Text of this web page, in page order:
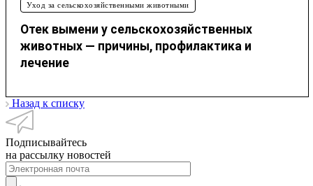
Уход за сельскохозяйственными животными
Отек вымени у сельскохозяйственных
животных — причины, профилактика и
лечение
Назад к списку
Подписывайтесь
на рассылку новостей